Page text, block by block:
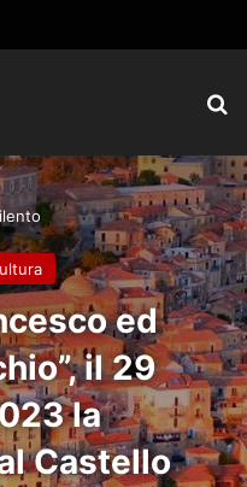
ed
il 29
la
Castello